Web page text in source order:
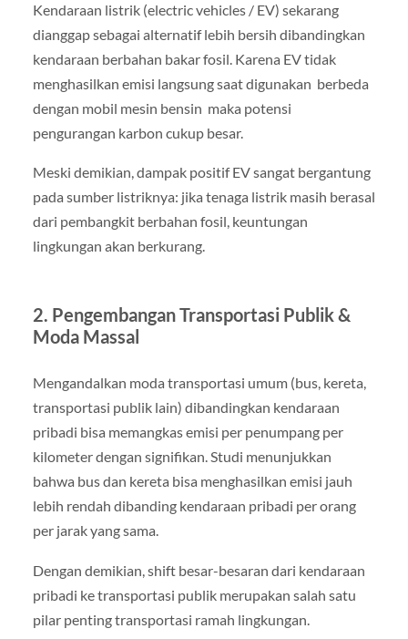
Kendaraan listrik (electric vehicles / EV) sekarang
dianggap sebagai alternatif lebih bersih dibandingkan
kendaraan berbahan bakar fosil. Karena EV tidak
menghasilkan emisi langsung saat digunakan berbeda
dengan mobil mesin bensin maka potensi
pengurangan karbon cukup besar.
Meski demikian, dampak positif EV sangat bergantung
pada sumber listriknya: jika tenaga listrik masih berasal
dari pembangkit berbahan fosil, keuntungan
lingkungan akan berkurang.
2. Pengembangan Transportasi Publik &
Moda Massal
Mengandalkan moda transportasi umum (bus, kereta,
transportasi publik lain) dibandingkan kendaraan
pribadi bisa memangkas emisi per penumpang per
kilometer dengan signifikan. Studi menunjukkan
bahwa bus dan kereta bisa menghasilkan emisi jauh
lebih rendah dibanding kendaraan pribadi per orang
per jarak yang sama.
Dengan demikian, shift besar-besaran dari kendaraan
pribadi ke transportasi publik merupakan salah satu
pilar penting transportasi ramah lingkungan.